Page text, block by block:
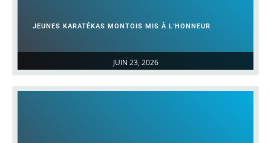
JUIN 23, 2026
JEUNES KARATÉKAS MONTOIS MIS À L’HONNEUR